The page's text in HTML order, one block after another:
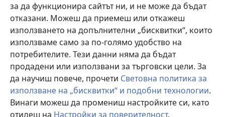
за да функционира сайтът ни, и не може да бъдат
отказани. Можеш да приемеш или откажеш
използването на допълнителни „бисквитки“, които
използваме само за по-голямо удобство на
потребителите. Тези данни няма да бъдат
продадени или използвани за търговски цели. За
да научиш повече, прочети Световна политика за
използване на „бисквитки“ и подобни технологии.
Винаги можеш да промениш настройките си, като
отидеш на Настройки за поверителност.
Използването на този уебсайт е обвързано сусловията му за ползване.
Тема
Copyright© 2026 Watch Tower Bible and Tract Society of Pennsylvania.
УСЛОВИЯ ЗА ПОЛЗВАНЕ|ПОЛИТИКА ЗА ПОВЕРИТЕЛНОСТ